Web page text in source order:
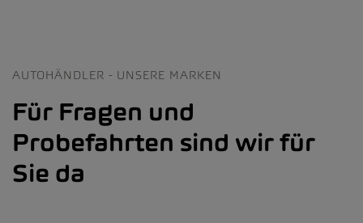
AUTOHÄNDLER - UNSERE MARKEN
Für Fragen und
Probefahrten sind wir für
Sie da